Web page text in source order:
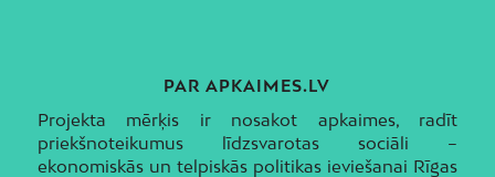
PAR APKAIMES.LV
Projekta mērķis ir nosakot apkaimes, radīt
priekšnoteikumus līdzsvarotas sociāli –
ekonomiskās un telpiskās politikas ieviešanai Rīgas